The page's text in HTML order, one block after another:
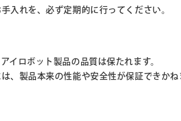
入れを、必ず定期的に行ってください。
イロボット製品の品質は保たれます。
、製品本来の性能や安全性が保証できか